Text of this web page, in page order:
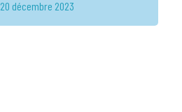
20 décembre 2023